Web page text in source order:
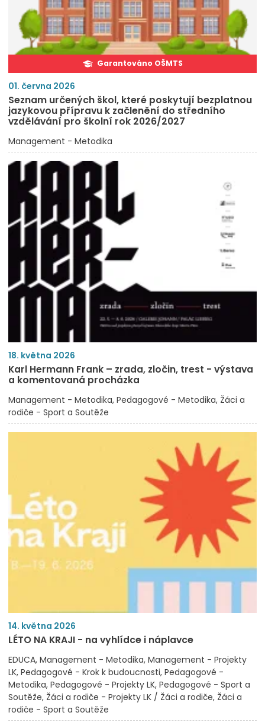
Garantováno OŠMTS
01. června 2026
Seznam určených škol, které poskytují bezplatnou
jazykovou přípravu k začlenění do středního
vzdělávání pro školní rok 2026/2027
Management - Metodika
18. května 2026
Karl Hermann Frank – zrada, zločin, trest - výstava
a komentovaná procházka
Management - Metodika Pedagogové - Metodika Žáci a
rodiče - Sport a Soutěže
14. května 2026
LÉTO NA KRAJI - na vyhlídce i náplavce
EDUCA Management - Metodika Management - Projekty
LK Pedagogové - Krok k budoucnosti Pedagogové -
Metodika Pedagogové - Projekty LK Pedagogové - Sport a
Soutěže Žáci a rodiče - Projekty LK / Žáci a rodiče Žáci a
rodiče - Sport a Soutěže